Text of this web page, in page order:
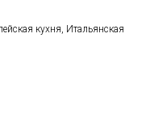
кухня, Итальянская